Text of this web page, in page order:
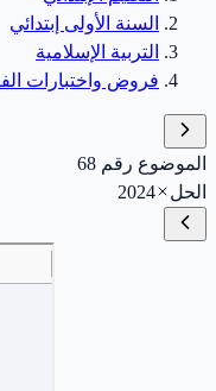
السنة الأولى إبتدائي
التربية الإسلامية
فروض واختبارات
الموضوع رقم 68
الحل
2024